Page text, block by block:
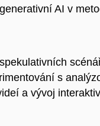
AI v
s
a vývoj